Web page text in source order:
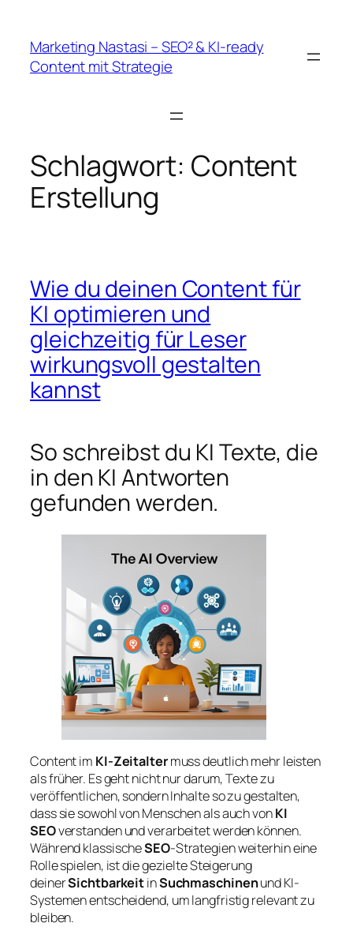
springen
Marketing Nastasi – SEO² & KI-ready
Content mit Strategie
Schlagwort: Content
Erstellung
Wie du deinen Content für
KI optimieren und
gleichzeitig für Leser
wirkungsvoll gestalten
kannst
So schreibst du KI Texte, die
in den KI Antworten
gefunden werden.
Content im KI-Zeitaltermuss deutlich mehr leisten
als früher. Es geht nicht nur darum, Texte zu
veröffentlichen, sondern Inhalte so zu gestalten,
dass sie sowohl von Menschen als auch vonKI
SEOverstanden und verarbeitet werden können.
Während klassischeSEO-Strategien weiterhin eine
Rolle spielen, ist die gezielte Steigerung
deinerSichtbarkeitinSuchmaschinenund KI-
Systemen entscheidend, um langfristig relevant zu
bleiben.